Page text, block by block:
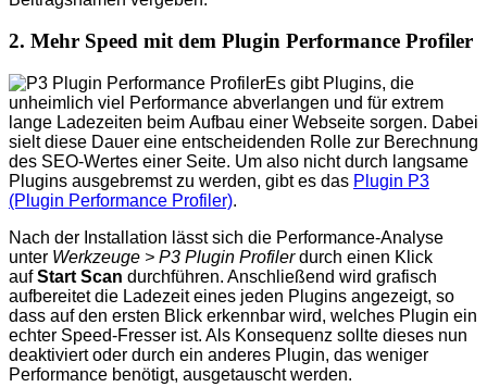
2. Mehr Speed mit dem Plugin Performance Profiler
Es gibt Plugins, die
unheimlich viel Performance abverlangen und für extrem
lange Ladezeiten beim Aufbau einer Webseite sorgen. Dabei
sielt diese Dauer eine entscheidenden Rolle zur Berechnung
des SEO-Wertes einer Seite. Um also nicht durch langsame
Plugins ausgebremst zu werden, gibt es das Plugin P3
(Plugin Performance Profiler).
Nach der Installation lässt sich die Performance-Analyse
unter Werkzeuge > P3 Plugin Profilerdurch einen Klick
aufStart Scan durchführen. Anschließend wird grafisch
aufbereitet die Ladezeit eines jeden Plugins angezeigt, so
dass auf den ersten Blick erkennbar wird, welches Plugin ein
echter Speed-Fresser ist. Als Konsequenz sollte dieses nun
deaktiviert oder durch ein anderes Plugin, das weniger
Performance benötigt, ausgetauscht werden.